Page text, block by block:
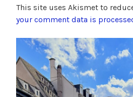
This site uses Akismet to
your comment data is